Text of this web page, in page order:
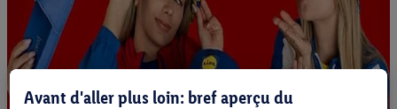
Avant d'aller plus loin: bref aperçu du